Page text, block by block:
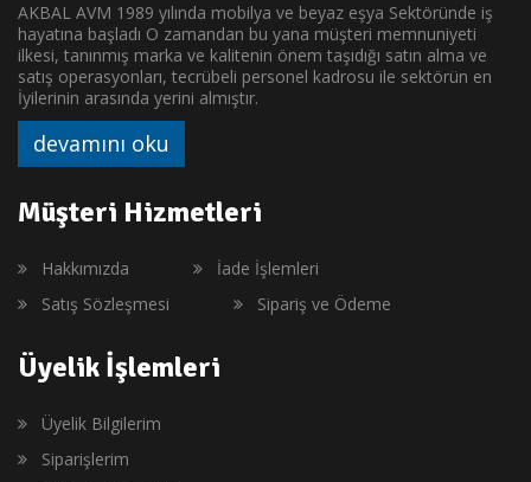
AKBAL AVM 1989 yılında mobilya ve beyaz eşya Sektöründe iş
hayatına başladı O zamandan bu yana müşteri memnuniyeti
ilkesi, tanınmış marka ve kalitenin önem taşıdığı satın alma ve
satış operasyonları, tecrübeli personel kadrosu ile sektörün en
İyilerinin arasında yerini almıştır.
devamını oku
Müşteri Hizmetleri
Hakkımızda
İade İşlemleri
Satış Sözleşmesi
Sipariş ve Ödeme
Üyelik İşlemleri
Üyelik Bilgilerim
Siparişlerim